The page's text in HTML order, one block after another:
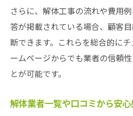
点
業者比較なら見積もりや実
解体業者の見積内容で
える
解体業者ランキングや
由
さらに、解体工事の流れや費用
答が掲載されている場合、顧客
断できます。これらを総合的に
ームページからでも業者の信頼
とが可能です。
解体業者一覧や口コミから安